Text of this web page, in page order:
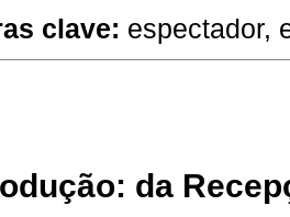
clave: espectador,
da